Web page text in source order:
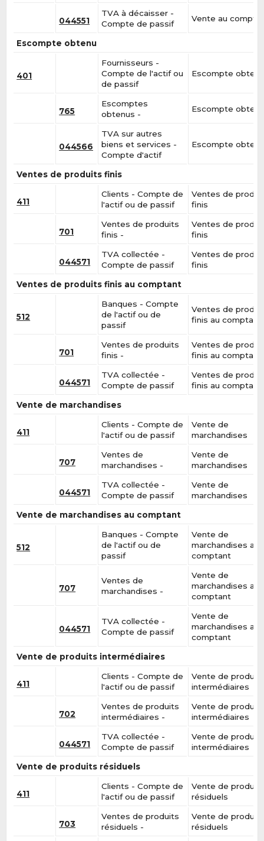
044551
TVA à décaisser -
Compte de passif
Vente au
Escompte obtenu
401
Fournisseurs -
Compte de l'actif ou
de passif
Escompte
765
Escomptes
obtenus -
Escompte
044566
TVA sur autres
biens et services -
Compte d'actif
Escompte
Ventes de produits finis
411
Clients - Compte de
l'actif ou de passif
Ventes de
finis
701
Ventes de produits
finis -
Ventes de
finis
044571
TVA collectée -
Compte de passif
Ventes de
finis
Ventes de produits finis au comptant
512
Banques - Compte
de l'actif ou de
passif
Ventes de
finis au comptant
701
Ventes de produits
finis -
Ventes de
finis au comptant
044571
TVA collectée -
Compte de passif
Ventes de
finis au comptant
Vente de marchandises
411
Clients - Compte de
l'actif ou de passif
Vente de
marchandises
707
Ventes de
marchandises -
Vente de
marchandises
044571
TVA collectée -
Compte de passif
Vente de
marchandises
Vente de marchandises au comptant
512
Banques - Compte
de l'actif ou de
passif
Vente de
marchandises au
comptant
707
Ventes de
marchandises -
Vente de
marchandises au
comptant
044571
TVA collectée -
Compte de passif
Vente de
marchandises au
comptant
Vente de produits intermédiaires
411
Clients - Compte de
l'actif ou de passif
Vente de
intermédiaires
702
Ventes de produits
intermédiaires -
Vente de
intermédiaires
044571
TVA collectée -
Compte de passif
Vente de
intermédiaires
Vente de produits résiduels
411
Clients - Compte de
l'actif ou de passif
Vente de
résiduels
703
Ventes de produits
résiduels -
Vente de
résiduels